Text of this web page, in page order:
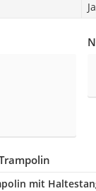
Ja
mit